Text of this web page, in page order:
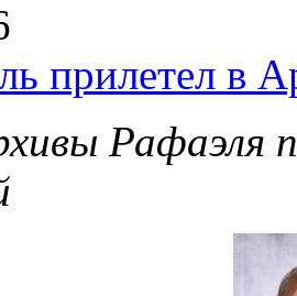
прилетел в
Рафаэля